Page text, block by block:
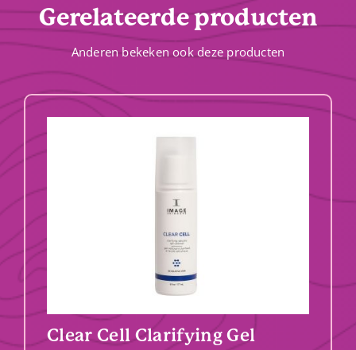
Gerelateerde producten
Anderen bekeken ook deze producten
Clear Cell Clarifying Gel